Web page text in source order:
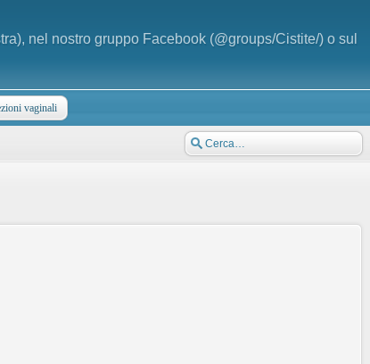
nel nostro gruppo Facebook (@groups/Cistite/) o sul
vaginali